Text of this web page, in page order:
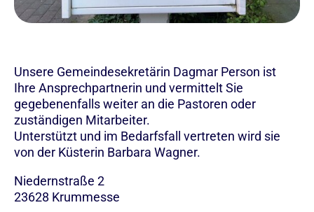
Unsere Gemeindesekretärin Dagmar Person ist
Ihre Ansprechpartnerin und vermittelt Sie
gegebenenfalls weiter an die Pastoren oder
zuständigen Mitarbeiter.
Unterstützt und im Bedarfsfall vertreten wird sie
von der Küsterin Barbara Wagner.
Niedernstraße 2
23628 Krummesse